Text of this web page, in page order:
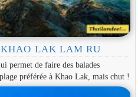
LAK LAM RU
permet de faire des balades
préférée à Khao Lak, mais chut !